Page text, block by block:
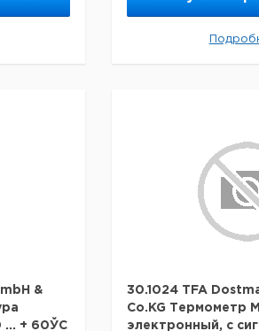
- 1
... +60°C
99%
x 165 x
&
... + 60ЎC
30.1024 TFA
Co.KG Термометр
электронный, с